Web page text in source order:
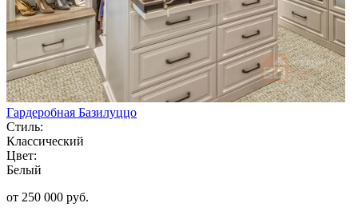
Гардеробная Базилуццо
Стиль:
Классический
Цвет:
Белый
от 250 000 руб.